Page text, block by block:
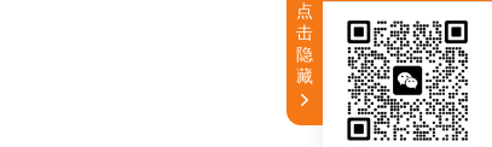
点
击
隐
藏